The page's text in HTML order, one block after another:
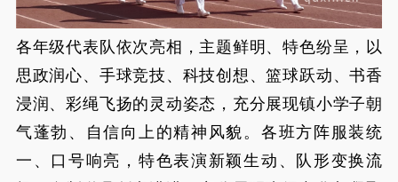
各年级代表队依次亮相，主题鲜明、特色纷呈，以
思政润心、手球竞技、科技创想、篮球跃动、书香
浸润、彩绳飞扬的灵动姿态，充分展现镇小学子朝
气蓬勃、自信向上的精神风貌。各班方阵服装统
一、口号响亮，特色表演新颖生动、队形变换流